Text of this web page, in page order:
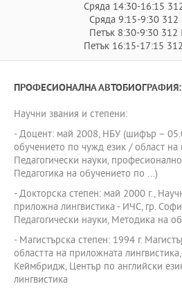
Сряда 14:30-16:15
Сряда 9:15-9:30 312
Петък 8:30-9:30 312
Петък 16:15-17:15
ПРОФЕСИОНАЛНА АВТОБИОГРАФИЯ:
Научни звания и степени:
- Доцент: май 2008, НБУ (шифър –
обучението по чужд език / област
Педагогически науки,
Педагогика на обучението по ...)
- Докторска степен: май 2000 г.,
приложна лингвистика - ИЧС, гр.
Педагогически науки, Методика на
- Магистърска степен: 1994 г.
областта на приложната
Кеймбридж, Център по английски
лингвистика